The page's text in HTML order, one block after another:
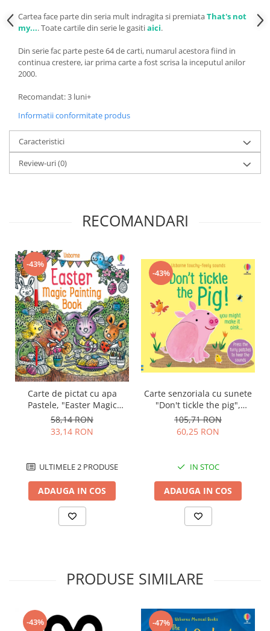
Cartea face parte din seria mult indragita si premiataThat's not
my....Toate cartile din serie le gasitiaici.
Din serie fac parte peste 64 de carti, numarul acestora fiind in
continua crestere, iar prima carte a fost scrisa la inceputul anilor
2000.
Recomandat: 3 luni+
Informatii conformitate produs
Caracteristici
Review-uri(0)
RECOMANDARI
-43%
Carte de pictat cu apa
Pastele, "Easter Magic
Painting Book", Usborne
58,14 RON
33,14 RON
ULTIMELE 2 PRODUSE
ADAUGA IN COS
-43%
Carte senzoriala cu sunete
"Don't tickle the pig",
cartonata, cu texturi,
Usborne
105,71 RON
60,25 RON
IN STOC
ADAUGA IN COS
PRODUSE SIMILARE
-43% -47%